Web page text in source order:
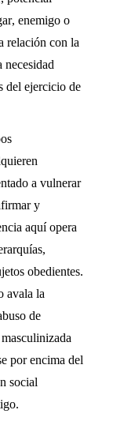
enemigo o
relación con la
necesidad
del ejercicio de
a vulnerar
y
aquíopera
obedientes.
avala la
de
por encima del
social